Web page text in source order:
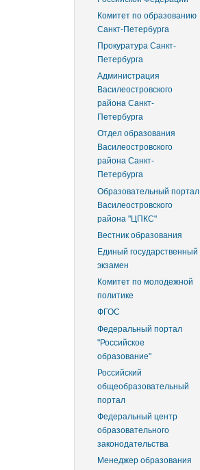
Комитет по образованию
Санкт-Петербурга
Прокуратура Санкт-
Петербурга
Администрация
Василеостровского
района Санкт-
Петербурга
Отдел образования
Василеостровского
района Санкт-
Петербурга
Образовательный портал
Василеостровского
района "ЦПКС"
Вестник образования
Единый государственный
экзамен
Комитет по молодежной
политике
ФГОС
Федеральный портал
"Российское
образование"
Российский
общеобразовательный
портал
Федеральный центр
образовательного
законодательства
Менеджер образования